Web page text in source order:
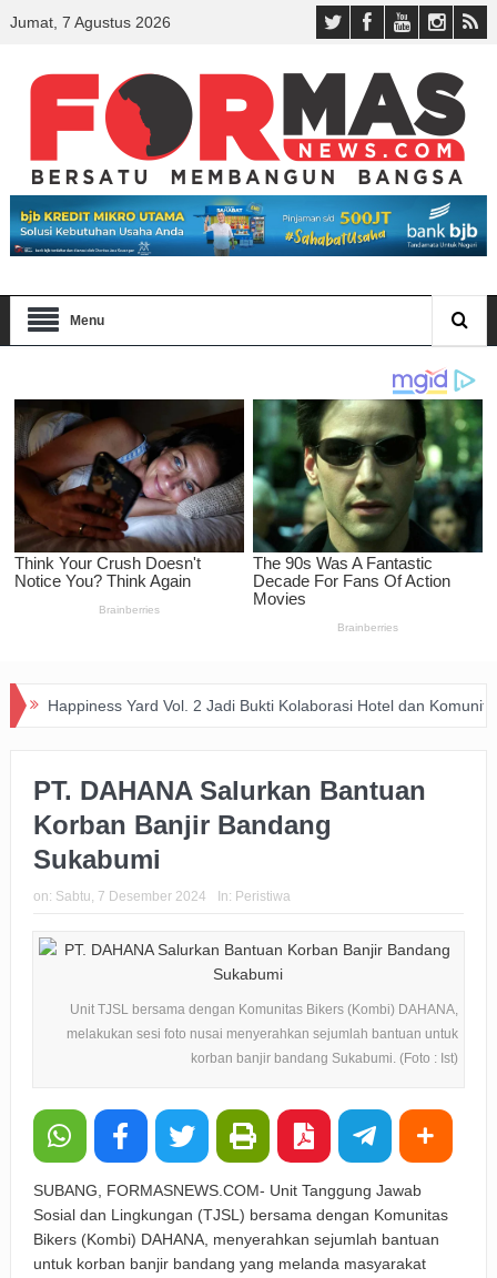
Jumat, 7 Agustus 2026
Menu
Yard Vol. 2 Jadi Bukti Kolaborasi Hotel dan Komunitas Dukung
PT. DAHANA Salurkan Bantuan
Korban Banjir Bandang
Sukabumi
on: Sabtu, 7 Desember 2024 In: Peristiwa
Unit TJSL bersama dengan Komunitas Bikers (Kombi) DAHANA,
melakukan sesi foto nusai menyerahkan sejumlah bantuan untuk
korban banjir bandang Sukabumi. (Foto : Ist)
SUBANG, FORMASNEWS.COM- Unit Tanggung Jawab
Sosial dan Lingkungan (TJSL) bersama dengan Komunitas
Bikers (Kombi) DAHANA, menyerahkan sejumlah bantuan
untuk korban banjir bandang yang melanda masyarakat